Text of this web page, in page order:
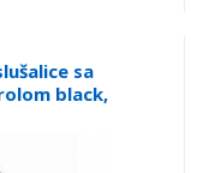
sa
black,